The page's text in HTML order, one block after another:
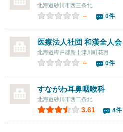
北海道砂川市西三条北
－ 0件
医療法人社団 和漢全人会
北海道樺戸郡新十津川町花月
－ 0件
すながわ耳鼻咽喉科
北海道砂川市西二条北
3.61 4件